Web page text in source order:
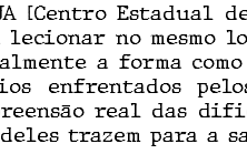
[Centro Estadual
lecionar no mesmo
a forma
enfrentados
real das
trazem para a